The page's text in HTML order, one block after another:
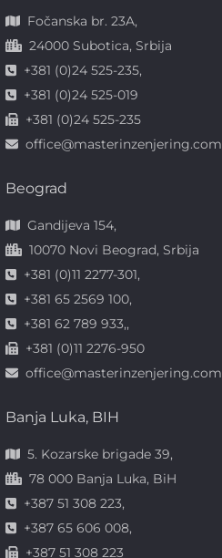
Fočanska br. 23A,
24000 Subotica, Srbija
+381 (0)24 525-235,
+381 (0)24 525-019
+381 (0)24 525-235
office@masterinzenjering.com
Beograd
Gandijeva 154,
10070 Novi Beograd, Srbija
+381 (0)11 2277-301,
+381 65 2569 100,
+381 62 789 933,,
+381 (0)11 2276-950
office@masterinzenjering.com
Banja Luka, BIH
5. Kozarske brigade 39,
78 000 Banja Luka, BiH
+387 51 308 223,
+387 65 606 008,
+387 51 308 223